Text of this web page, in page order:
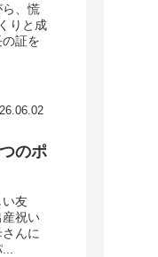
、慌
りと成
証を
のポ
い友
産祝い
んに